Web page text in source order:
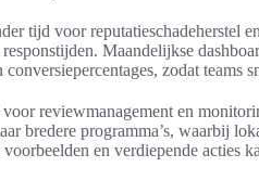
tijd voor reputatieschadeherstel
Maandelijkse
zodat teams
reviewmanagement en
bredere programma’s, waarbij
en verdiepende acties